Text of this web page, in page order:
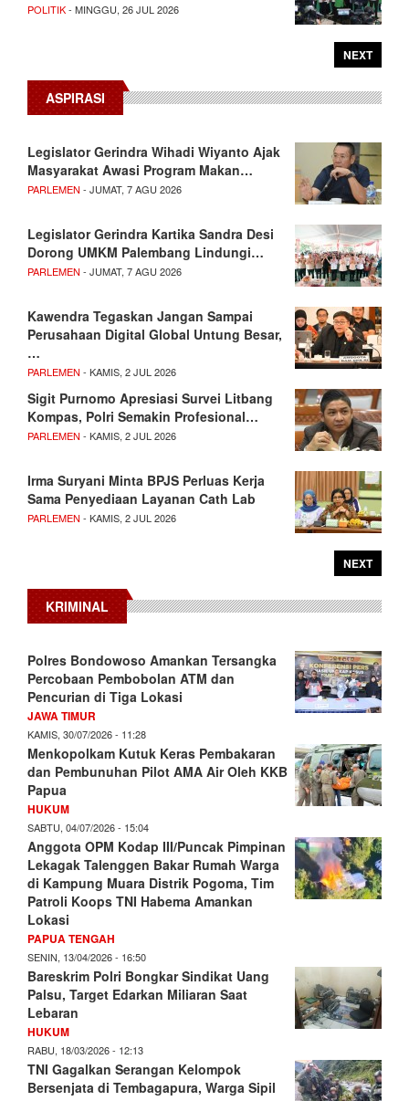
POLITIK- MINGGU, 26 JUL 2026
NEXT
ASPIRASI
Legislator Gerindra Wihadi Wiyanto Ajak
Masyarakat Awasi Program Makan…
PARLEMEN - JUMAT, 7 AGU 2026
Legislator Gerindra Kartika Sandra Desi
Dorong UMKM Palembang Lindungi…
PARLEMEN - JUMAT, 7 AGU 2026
Kawendra Tegaskan Jangan Sampai
Perusahaan Digital Global Untung Besar,
…
PARLEMEN - KAMIS, 2 JUL 2026
Sigit Purnomo Apresiasi Survei Litbang
Kompas, Polri Semakin Profesional…
PARLEMEN - KAMIS, 2 JUL 2026
Irma Suryani Minta BPJS Perluas Kerja
Sama Penyediaan Layanan Cath Lab
PARLEMEN - KAMIS, 2 JUL 2026
NEXT
KRIMINAL
Polres Bondowoso Amankan Tersangka
Percobaan Pembobolan ATM dan
Pencurian di Tiga Lokasi
JAWA TIMUR
KAMIS, 30/07/2026 - 11:28
Menkopolkam Kutuk Keras Pembakaran
dan Pembunuhan Pilot AMA Air Oleh KKB
Papua
HUKUM
SABTU, 04/07/2026 - 15:04
Anggota OPM Kodap III/Puncak Pimpinan
Lekagak Talenggen Bakar Rumah Warga
di Kampung Muara Distrik Pogoma, Tim
Patroli Koops TNI Habema Amankan
Lokasi
PAPUA TENGAH
SENIN, 13/04/2026 - 16:50
Bareskrim Polri Bongkar Sindikat Uang
Palsu, Target Edarkan Miliaran Saat
Lebaran
HUKUM
RABU, 18/03/2026 - 12:13
TNI Gagalkan Serangan Kelompok
Bersenjata di Tembagapura, Warga Sipil